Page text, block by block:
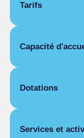
Tarifs
Saison unique
Saison unique
Chambre pour
Capacité
Lits
Dotations
Chaise haute,
Services et